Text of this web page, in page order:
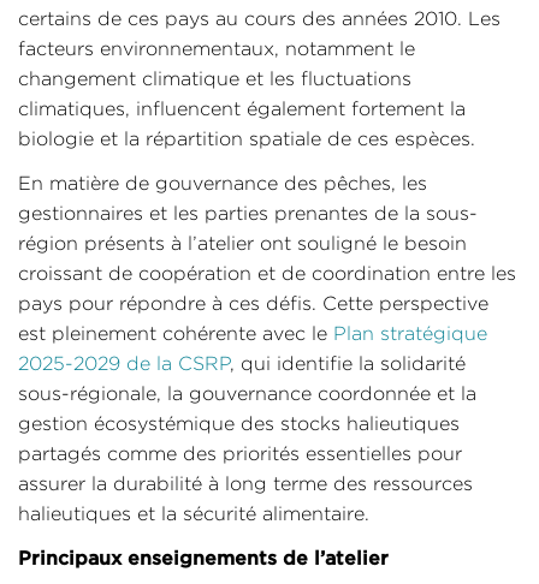
certains de ces pays au cours des années 2010. Les
facteurs environnementaux, notamment le
changement climatique et les fluctuations
climatiques, influencent également fortement la
biologie et la répartition spatiale de ces espèces.
En matière de gouvernance des pêches, les
gestionnaires et les parties prenantes de la sous-
région présents à l’atelier ont souligné le besoin
croissant de coopération et de coordination entre les
pays pour répondre à ces défis. Cette perspective
est pleinement cohérente avec le Plan stratégique
2025-2029 de la CSRP, qui identifie la solidarité
sous-régionale, la gouvernance coordonnée et la
gestion écosystémique des stocks halieutiques
partagés comme des priorités essentielles pour
assurer la durabilité à long terme des ressources
halieutiques et la sécurité alimentaire.
Principaux enseignements de l’atelier